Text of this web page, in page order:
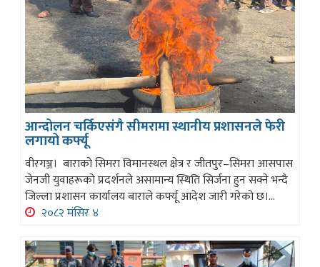
आन्दोलन चर्किएसंगै सीमरामा स्थानीय प्रशासनले फेरी
लगायो कर्फ्यू
वीरगञ्ज। बाराको सिमरा विमानस्थल क्षेत्र र जीतपुर–सिमरा आसपास
जेनजी युवाहरूको प्रदर्शनले असामान्य स्थिति सिर्जना हुन सक्ने भन्दै
जिल्ला प्रशासन कार्यालय बाराले कर्फ्यू आदेश जारी गरेको छ।...
२०८२ मंसिर ४